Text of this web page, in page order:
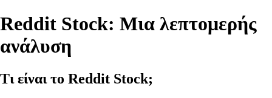
Reddit Stock: Μια λεπτομερής
ανάλυση
Τι είναι το Reddit Stock;